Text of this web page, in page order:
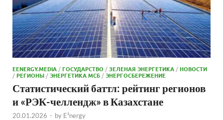
EENERGY.MEDIA /ГОСУДАРСТВО /ЗЕЛЕНАЯ ЭНЕРГЕТИКА /НОВОСТИ
/РЕГИОНЫ /ЭНЕРГЕТИКА МСБ /ЭНЕРГОСБЕРЕЖЕНИЕ
Статистический баттл: рейтинг регионов
и «РЭК-челлендж» в Казахстане
20.01.2026 - by E²nergy